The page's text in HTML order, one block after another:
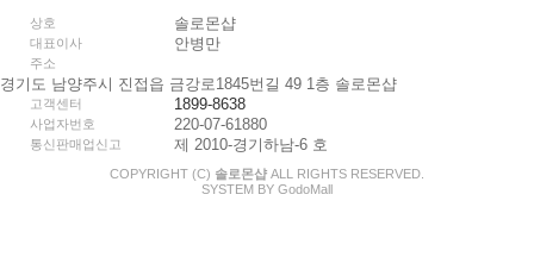
상호 솔로몬샵
대표이사 안병만
주소
경기도 남양주시 진접읍 금강로1845번길 49 1층 솔로몬샵
고객센터 1899-8638
사업자번호 220-07-61880
통신판매업신고 제 2010-경기하남-6 호
COPYRIGHT (C) 솔로몬샵 ALL RIGHTS RESERVED.
SYSTEM BY GodoMall